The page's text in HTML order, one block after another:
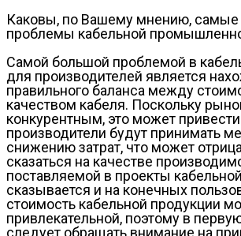
Каковы, по Вашему мнению, самые
проблемы кабельной
Самой большой проблемой в
для производителей является
правильного баланса между
качеством кабеля. Поскольку
конкурентным, это может привести
производители будут принимать
снижению затрат, что может
сказаться на качестве
поставляемой в проекты
сказывается и на конечных
стоимость кабельной продукции
привлекательной, поэтому в
следует обращать внимание на